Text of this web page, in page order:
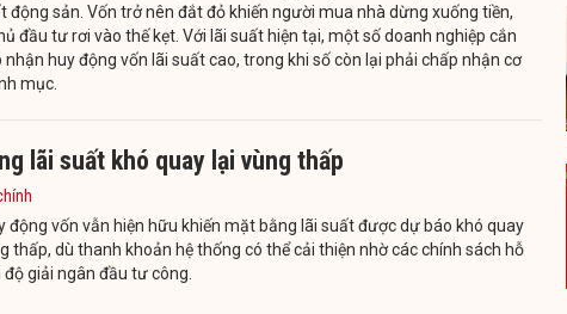
động sản. Vốn trở nên đắt đỏ khiến người mua nhà dừng xuống tiền,
đầu tư rơi vào thế kẹt. Với lãi suất hiện tại, một số doanh nghiệp cắn
nhận huy động vốn lãi suất cao, trong khi số còn lại phải chấp nhận cơ
mục.
lãi suất khó quay lại vùng thấp
động vốn vẫn hiện hữu khiến mặt bằng lãi suất được dự báo khó quay
thấp, dù thanh khoản hệ thống có thể cải thiện nhờ các chính sách hỗ
giải ngân đầu tư công.